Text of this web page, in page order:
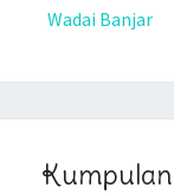
Wadai Banjar